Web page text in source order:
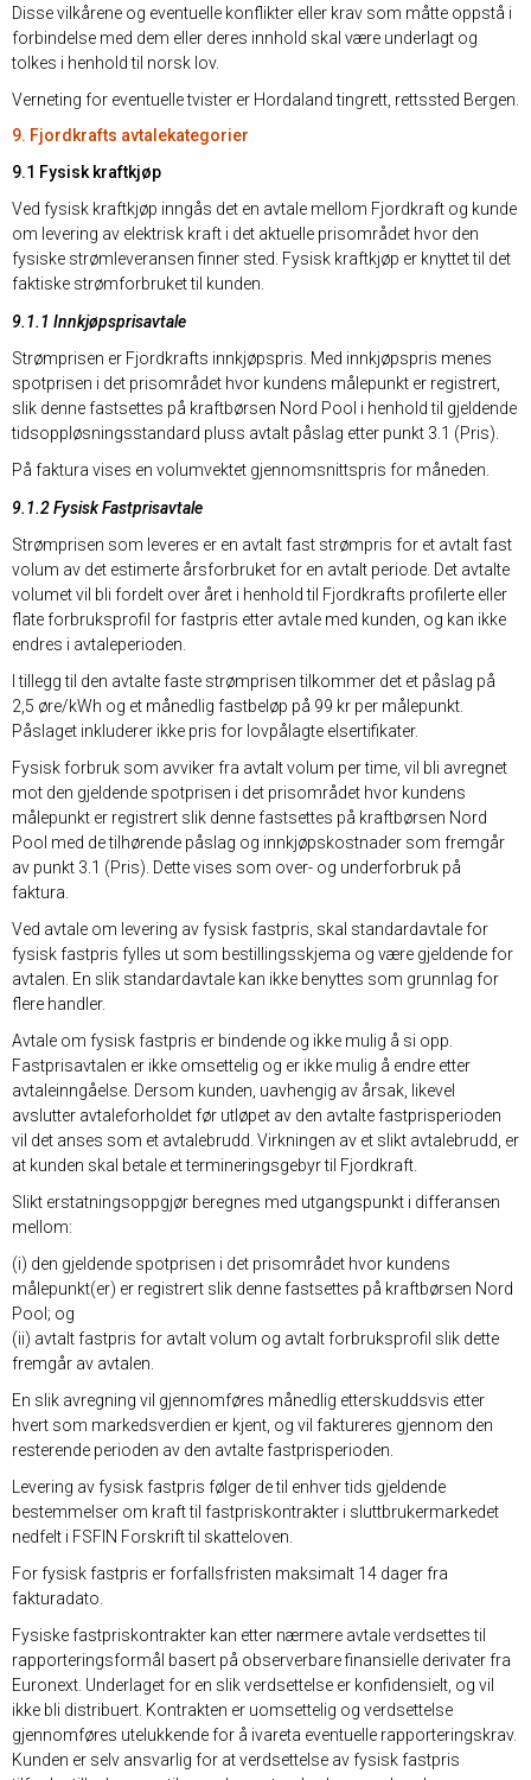
Disse vilkårene og eventuelle konflikter eller krav som måtte oppstå i
forbindelse med dem eller deres innhold skal være underlagt og
tolkes i henhold til norsk lov.
Verneting for eventuelle tvister er Hordaland tingrett, rettssted Bergen.
9. Fjordkrafts avtalekategorier
9.1 Fysisk kraftkjøp
Ved fysisk kraftkjøp inngås det en avtale mellom Fjordkraft og kunde
om levering av elektrisk kraft i det aktuelle prisområdet hvor den
fysiske strømleveransen finner sted. Fysisk kraftkjøp er knyttet til det
faktiske strømforbruket til kunden.
9.1.1 Innkjøpsprisavtale
Strømprisen er Fjordkrafts innkjøpspris. Med innkjøpspris menes
spotprisen i det prisområdet hvor kundens målepunkt er registrert,
slik denne fastsettes på kraftbørsen Nord Pool i henhold til gjeldende
tidsoppløsningsstandard pluss avtalt påslag etter punkt 3.1 (Pris).
På faktura vises en volumvektet gjennomsnittspris for måneden.
9.1.2 Fysisk Fastprisavtale
Strømprisen som leveres er en avtalt fast strømpris for et avtalt fast
volum av det estimerte årsforbruket for en avtalt periode. Det avtalte
volumet vil bli fordelt over året i henhold til Fjordkrafts profilerte eller
flate forbruksprofil for fastpris etter avtale med kunden, og kan ikke
endres i avtaleperioden.
I tillegg til den avtalte faste strømprisen tilkommer det et påslag på
2,5 øre/kWh og et månedlig fastbeløp på 99 kr per målepunkt.
Påslaget inkluderer ikke pris for lovpålagte elsertifikater.
Fysisk forbruk som avviker fra avtalt volum per time, vil bli avregnet
mot den gjeldende spotprisen i det prisområdet hvor kundens
målepunkt er registrert slik denne fastsettes på kraftbørsen Nord
Pool med de tilhørende påslag og innkjøpskostnader som fremgår
av punkt 3.1 (Pris). Dette vises som over- og underforbruk på
faktura.
Ved avtale om levering av fysisk fastpris, skal standardavtale for
fysisk fastpris fylles ut som bestillingsskjema og være gjeldende for
avtalen. En slik standardavtale kan ikke benyttes som grunnlag for
flere handler.
Avtale om fysisk fastpris er bindende og ikke mulig å si opp.
Fastprisavtalen er ikke omsettelig og er ikke mulig å endre etter
avtaleinngåelse. Dersom kunden, uavhengig av årsak, likevel
avslutter avtaleforholdet før utløpet av den avtalte fastprisperioden
vil det anses som et avtalebrudd. Virkningen av et slikt avtalebrudd, er
at kunden skal betale et termineringsgebyr til Fjordkraft.
Slikt erstatningsoppgjør beregnes med utgangspunkt i differansen
mellom:
(i) den gjeldende spotprisen i det prisområdet hvor kundens
målepunkt(er) er registrert slik denne fastsettes på kraftbørsen Nord
Pool; og
(ii) avtalt fastpris for avtalt volum og avtalt forbruksprofil slik dette
fremgår av avtalen.
En slik avregning vil gjennomføres månedlig etterskuddsvis etter
hvert som markedsverdien er kjent, og vil faktureres gjennom den
resterende perioden av den avtalte fastprisperioden.
Levering av fysisk fastpris følger de til enhver tids gjeldende
bestemmelser om kraft til fastpriskontrakter i sluttbrukermarkedet
nedfelt i FSFIN Forskrift til skatteloven.
For fysisk fastpris er forfallsfristen maksimalt 14 dager fra
fakturadato.
Fysiske fastpriskontrakter kan etter nærmere avtale verdsettes til
rapporteringsformål basert på observerbare finansielle derivater fra
Euronext. Underlaget for en slik verdsettelse er konfidensielt, og vil
ikke bli distribuert. Kontrakten er uomsettelig og verdsettelse
gjennomføres utelukkende for å ivareta eventuelle rapporteringskrav.
Kunden er selv ansvarlig for at verdsettelse av fysisk fastpris